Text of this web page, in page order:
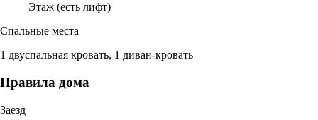
Этаж (есть лифт)
Спальные места
1 двуспальная кровать, 1 диван-кровать
Правила дома
Заезд